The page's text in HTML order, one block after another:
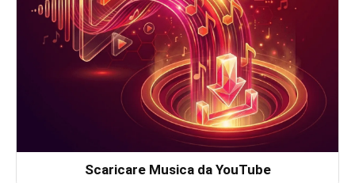
Scaricare Musica da YouTube